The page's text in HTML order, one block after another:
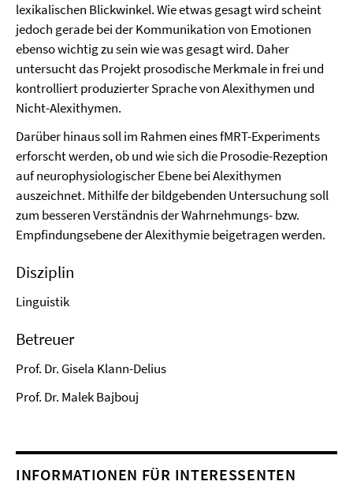
lexikalischen Blickwinkel. Wie etwas gesagt wird scheint
jedoch gerade bei der Kommunikation von Emotionen
ebenso wichtig zu sein wie was gesagt wird. Daher
untersucht das Projekt prosodische Merkmale in frei und
kontrolliert produzierter Sprache von Alexithymen und
Nicht-Alexithymen.
Darüber hinaus soll im Rahmen eines fMRT-Experiments
erforscht werden, ob und wie sich die Prosodie-Rezeption
auf neurophysiologischer Ebene bei Alexithymen
auszeichnet. Mithilfe der bildgebenden Untersuchung soll
zum besseren Verständnis der Wahrnehmungs- bzw.
Empfindungsebene der Alexithymie beigetragen werden.
Disziplin
Linguistik
Betreuer
Prof. Dr. Gisela Klann-Delius
Prof. Dr. Malek Bajbouj
INFORMATIONEN FÜR INTERESSENTEN